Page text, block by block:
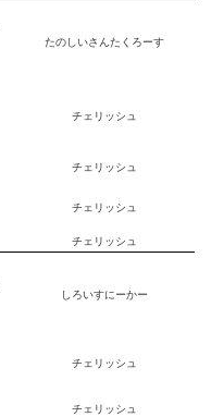
たのしいさんたくろーす
チェリッシュ
チェリッシュ
チェリッシュ
チェリッシュ
しろいすにーかー
チェリッシュ
チェリッシュ